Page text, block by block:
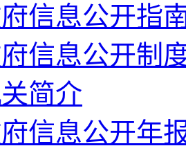
信息公开指
信息公开制
简介
信息公开年